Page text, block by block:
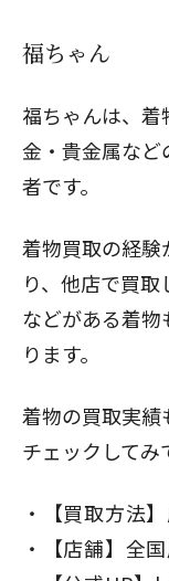
福ちゃん
福ちゃんは、
金・貴金属など
者です。
着物買取の経験
り、他店で買
などがある着物
ります。
着物の買取実績
チェックしてみ
【買取方法
【店舗】全